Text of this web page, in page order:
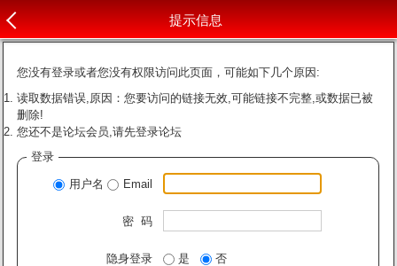
提示信息
您没有登录或者您没有权限访问此页面，可能如下几个原因:
读取数据错误,原因：您要访问的链接无效,可能链接不完整,或数据已被
删除!
您还不是论坛会员,请先登录论坛
登录
用户名 Email
密 码
隐身登录 是 否